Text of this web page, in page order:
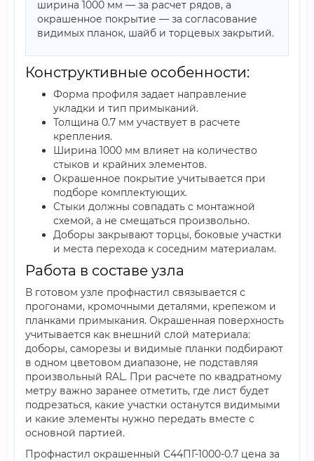
ширина 1000 мм — за расчет рядов, а
окрашенное покрытие — за согласование
видимых планок, шайб и торцевых закрытий.
Конструктивные особенности:
Форма профиля задает направление
укладки и тип примыканий.
Толщина 0.7 мм участвует в расчете
крепления.
Ширина 1000 мм влияет на количество
стыков и крайних элементов.
Окрашенное покрытие учитывается при
подборе комплектующих.
Стыки должны совпадать с монтажной
схемой, а не смещаться произвольно.
Доборы закрывают торцы, боковые участки
и места перехода к соседним материалам.
Работа в составе узла
В готовом узле профнастил связывается с
прогонами, кромочными деталями, крепежом и
планками примыкания. Окрашенная поверхность
учитывается как внешний слой материала:
доборы, саморезы и видимые планки подбирают
в одном цветовом диапазоне, не подставляя
произвольный RAL. При расчете по квадратному
метру важно заранее отметить, где лист будет
подрезаться, какие участки останутся видимыми
и какие элементы нужно передать вместе с
основной партией.
Профнастил окрашенный С44ПГ-1000-0.7 цена за